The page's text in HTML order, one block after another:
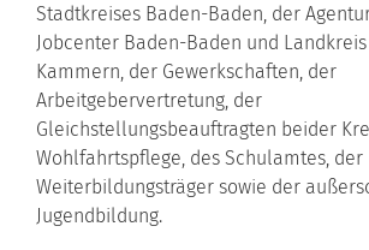
Stadtkreises Baden-Baden, der
Jobcenter Baden-Baden und
Kammern, der Gewerkschaften, der
Arbeitgebervertretung, der
Gleichstellungsbeauftragten beider
Wohlfahrtspflege, des Schulamtes, der
Weiterbildungsträger sowie der
Jugendbildung.